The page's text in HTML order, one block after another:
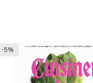
-5%